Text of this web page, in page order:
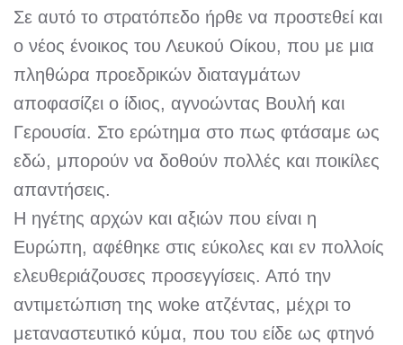
Σε αυτό το στρατόπεδο ήρθε να προστεθεί και
ο νέος ένοικος του Λευκού Οίκου, που με μια
πληθώρα προεδρικών διαταγμάτων
αποφασίζει ο ίδιος, αγνοώντας Βουλή και
Γερουσία. Στο ερώτημα στο πως φτάσαμε ως
εδώ, μπορούν να δοθούν πολλές και ποικίλες
απαντήσεις.
Η ηγέτης αρχών και αξιών που είναι η
Ευρώπη, αφέθηκε στις εύκολες και εν πολλοίς
ελευθεριάζουσες προσεγγίσεις. Από την
αντιμετώπιση της woke ατζέντας, μέχρι το
μεταναστευτικό κύμα, που του είδε ως φτηνό